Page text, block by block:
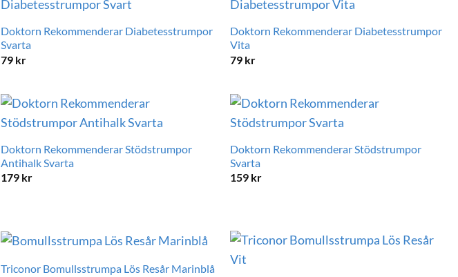
Doktorn Rekommenderar Diabetesstrumpor
Svarta
79 kr
Doktorn Rekommenderar Diabetesstrumpor
Vita
79 kr
Doktorn Rekommenderar Stödstrumpor
Antihalk Svarta
179 kr
Doktorn Rekommenderar Stödstrumpor
Svarta
159 kr
Triconor Bomullsstrumpa Lös Resår Marinblå